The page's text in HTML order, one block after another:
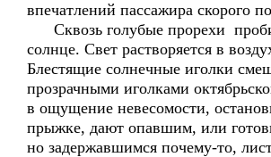
впечатлений пассажира скорого
Сквозь голубые прорехи
солнце. Свет растворяется в
Блестящие солнечные иголки
прозрачными иголками
в ощущение невесомости,
прыжке, дают опавшим, или
но задержавшимся почему-то,